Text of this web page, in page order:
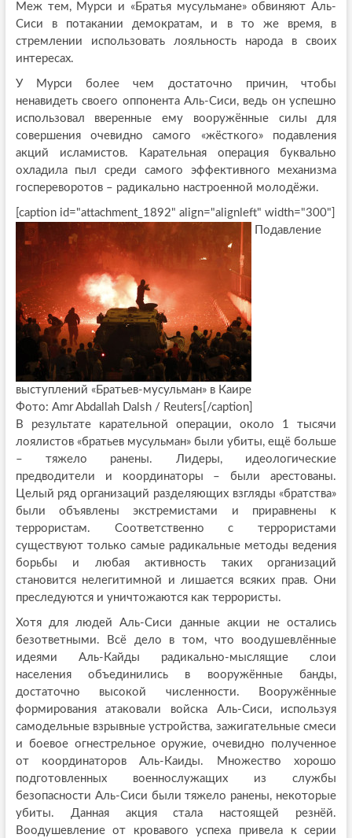
Меж тем, Мурси и «Братья мусульмане» обвиняют Аль-
Сиси в потакании демократам, и в то же время, в
стремлении использовать лояльность народа в своих
интересах.
У Мурси более чем достаточно причин, чтобы
ненавидеть своего оппонента Аль-Сиси, ведь он успешно
использовал вверенные ему вооружённые силы для
совершения очевидно самого «жёсткого» подавления
акций исламистов. Карательная операция буквально
охладила пыл среди самого эффективного механизма
госпереворотов – радикально настроенной молодёжи.
[caption id="attachment_1892" align="alignleft" width="300"]
Подавление
выступлений «Братьев-мусульман» в Каире
Фото: Amr Abdallah Dalsh / Reuters[/caption]
В результате карательной операции, около 1 тысячи
лоялистов «братьев мусульман» были убиты, ещё больше
– тяжело ранены. Лидеры, идеологические
предводители и координаторы – были арестованы.
Целый ряд организаций разделяющих взгляды «братства»
были объявлены экстремистами и приравнены к
террористам. Соответственно с террористами
существуют только самые радикальные методы ведения
борьбы и любая активность таких организаций
становится нелегитимной и лишается всяких прав. Они
преследуются и уничтожаются как террористы.
Хотя для людей Аль-Сиси данные акции не остались
безответными. Всё дело в том, что воодушевлённые
идеями Аль-Кайды радикально-мыслящие слои
населения объединились в вооружённые банды,
достаточно высокой численности. Вооружённые
формирования атаковали войска Аль-Сиси, используя
самодельные взрывные устройства, зажигательные смеси
и боевое огнестрельное оружие, очевидно полученное
от координаторов Аль-Каиды. Множество хорошо
подготовленных военнослужащих из службы
безопасности Аль-Сиси были тяжело ранены, некоторые
убиты. Данная акция стала настоящей резнёй.
Воодушевление от кровавого успеха привела к серии